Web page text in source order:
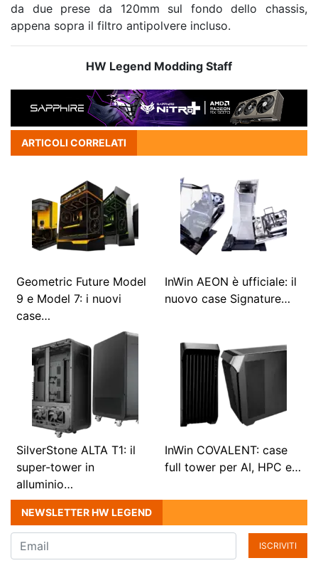
da due prese da 120mm sul fondo dello chassis,
appena sopra il filtro antipolvere incluso.
HW Legend Modding Staff
ARTICOLI CORRELATI
Geometric Future Model
9 e Model 7: i nuovi
case…
InWin AEON è ufficiale: il
nuovo case Signature…
SilverStone ALTA T1: il
super-tower in
alluminio…
InWin COVALENT: case
full tower per AI, HPC e…
NEWSLETTER HW LEGEND
ISCRIVITI